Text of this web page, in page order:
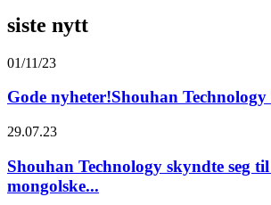
siste nytt
01/11/23
Gode ​​nyheter!Shouhan Technology
29.07.23
Shouhan Technology skyndte seg
mongolske...